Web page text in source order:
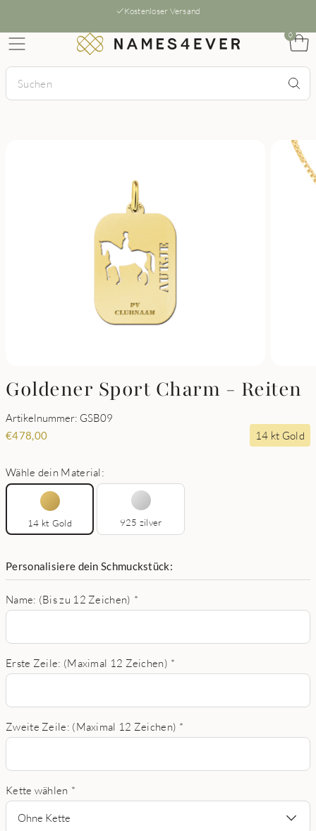
Kostenloser Versand
0
Goldener Sport Charm - Reiten
Artikelnummer: GSB09
€478,00 14 kt Gold
Wähle dein Material:
14 kt Gold 925 zilver
Personalisiere dein Schmuckstück:
Name: (Bis zu 12 Zeichen) *
Erste Zeile: (Maximal 12 Zeichen) *
Zweite Zeile: (Maximal 12 Zeichen) *
Kette wählen *
Ohne Kette